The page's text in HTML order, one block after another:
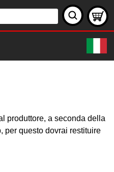
produttore, a seconda della
per questo dovrai restituire